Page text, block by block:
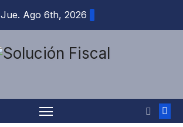
Jue. Ago 6th, 2026